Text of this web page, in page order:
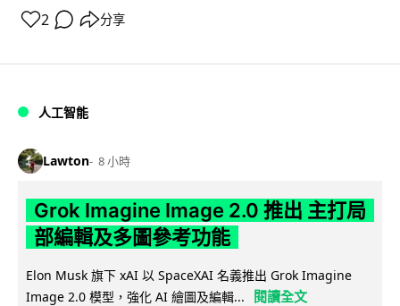
2 分享
人工智能
Lawton 8 小時
Grok Imagine Image 2.0 推出 主打局
部編輯及多圖參考功能
Elon Musk 旗下 xAI 以 SpaceXAI 名義推出 Grok Imagine
Image 2.0 模型，強化 AI 繪圖及編輯...
閱讀全文